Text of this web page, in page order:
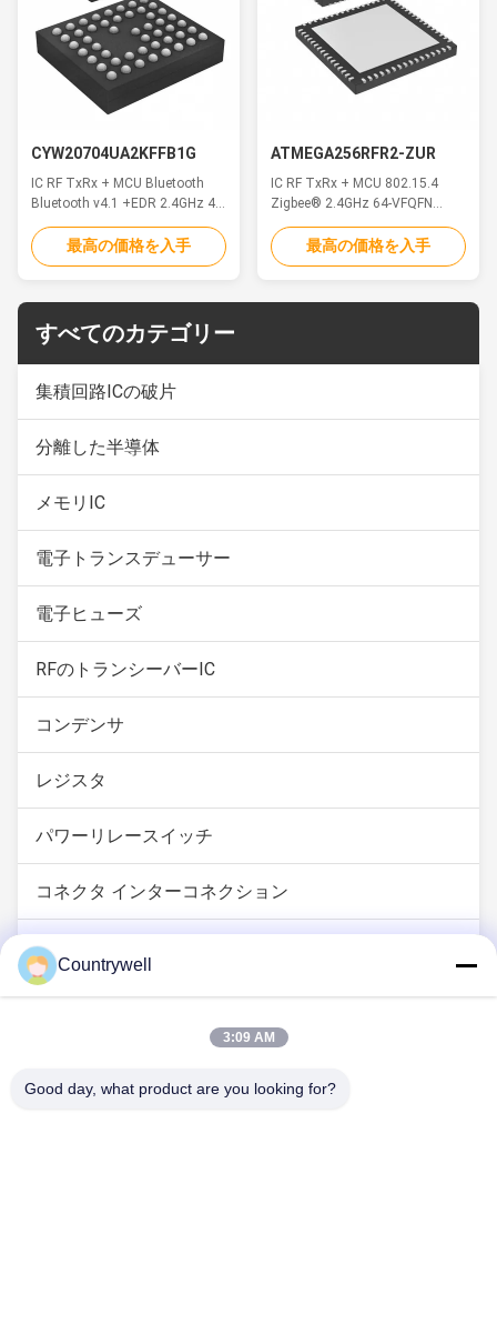
CYW20704UA2KFFB1G
IC RF TxRx + MCU Bluetooth
Bluetooth v4.1 +EDR 2.4GHz 49-
VFBGA, FCBGA
最高の価格を入手
ATMEGA256RFR2-ZUR
IC RF TxRx + MCU 802.15.4
Zigbee® 2.4GHz 64-VFQFN
Exposed Pad
最高の価格を入手
すべてのカテゴリー
集積回路ICの破片
分離した半導体
メモリIC
電子トランスデューサー
電子ヒューズ
RFのトランシーバーIC
コンデンサ
レジスタ
パワーリレースイッチ
コネクタ インターコネクション
IGBTパワーモジュール
LEDダイオード照明
送信
Countrywell
3:09 AM
Good day, what product are you looking for?